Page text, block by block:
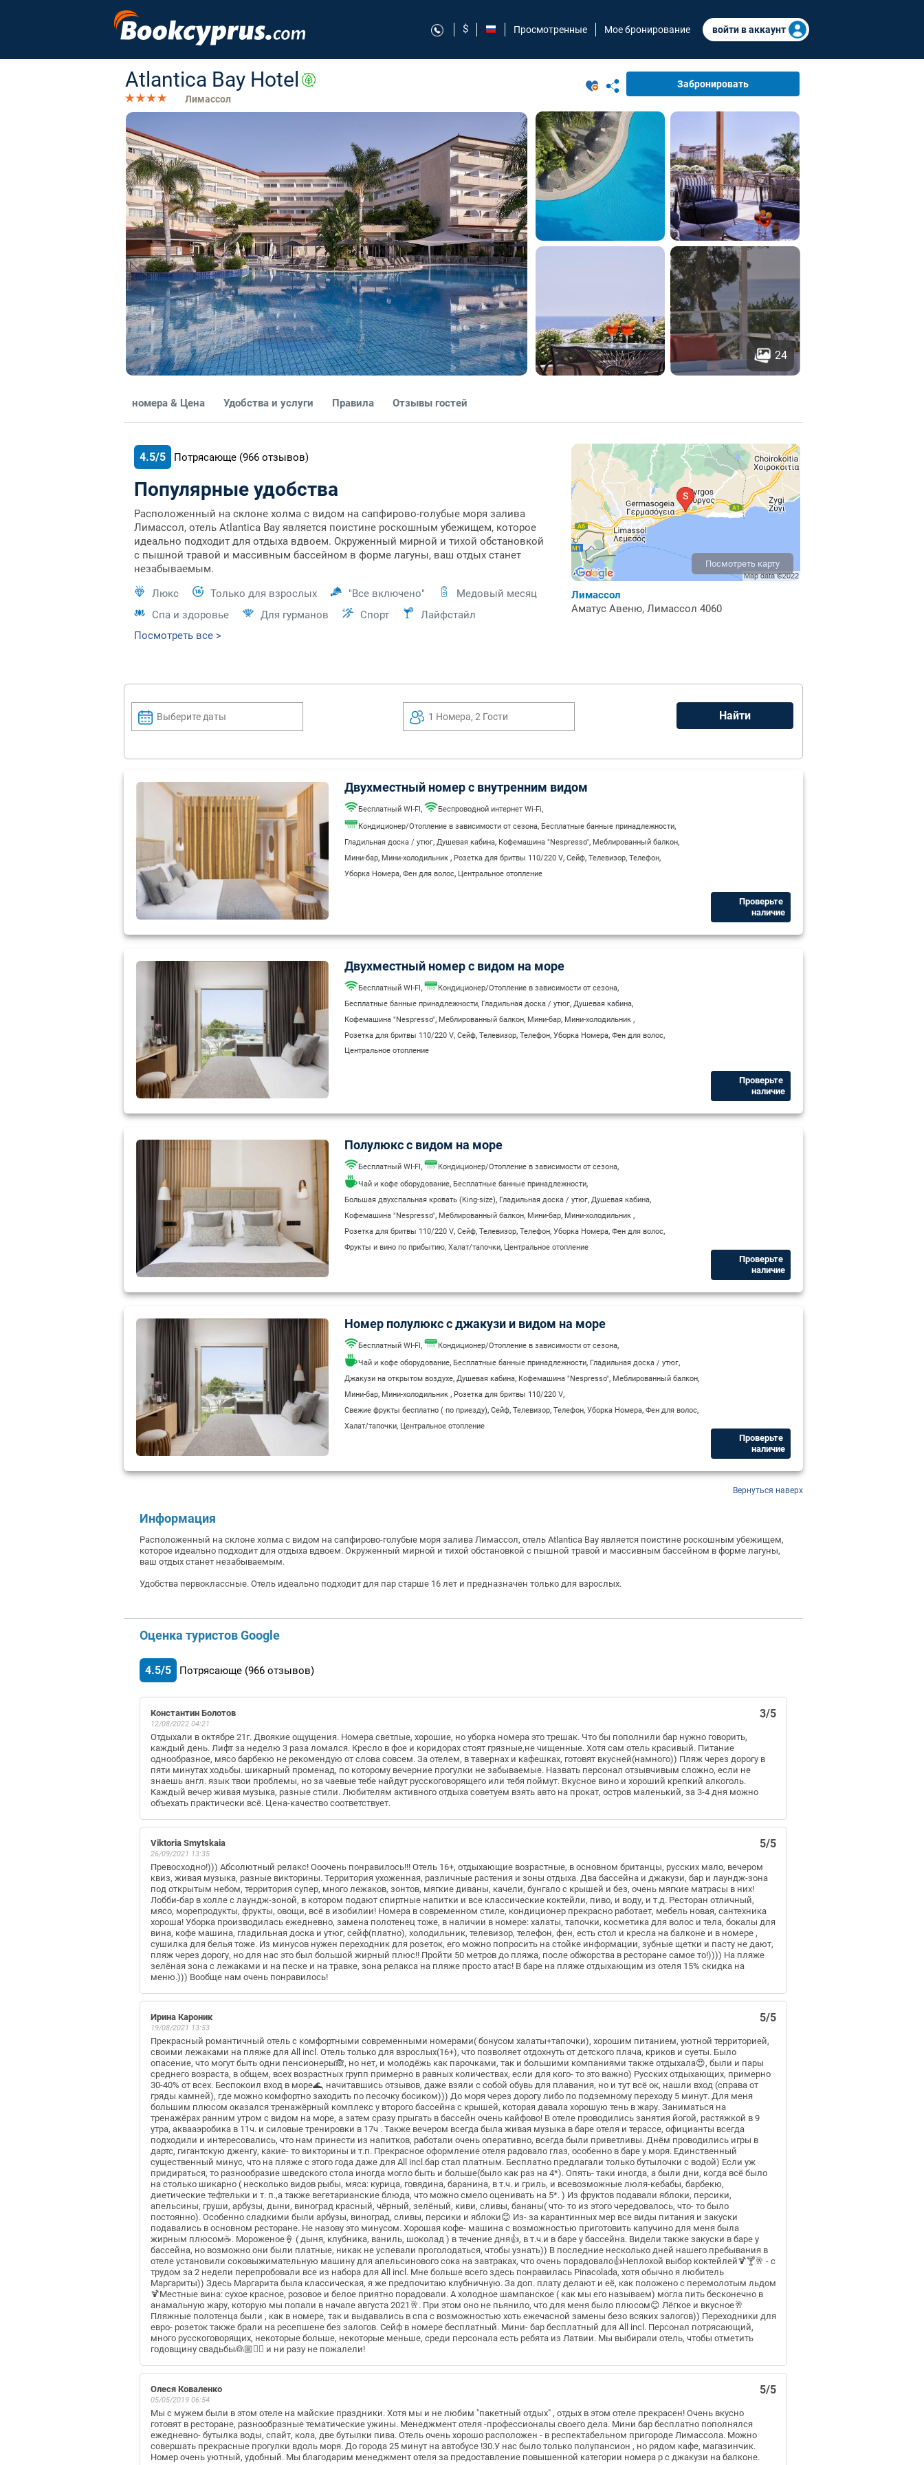
$ Просмотренные Мое бронирование войти в аккаунт
Atlantica Bay Hotel
Лимассол
Забронировать
24
номера & Цена Удобства и услуги Правила Отзывы гостей
4.5/5 Потрясающе (966 отзывов)
Популярные удобства
Расположенный на склоне холма с видом на сапфирово-голубые моря залива
Лимассол, отель Atlantica Bay является поистине роскошным убежищем, которое
идеально подходит для отдыха вдвоем. Окруженный мирной и тихой обстановкой
с пышной травой и массивным бассейном в форме лагуны, ваш отдых станет
незабываемым.
Люкс
Только для взрослых "Все включено"
Медовый месяц
Спа и здоровье
Для гурманов Спорт
Лайфстайл
Посмотреть все >
Посмотреть карту
Лимассол
Аматус Авеню, Лимассол 4060
Выберите даты 1 Номера, 2 Гости
Двухместный номер с внутренним видом
Бесплатный WI-FI, Беспроводной интернет Wi-Fi,
Кондиционер/Отопление в зависимости от сезона, Бесплатные банные принадлежности,
Гладильная доска / утюг, Душевая кабина, Кофемашина "Nespresso", Меблированный балкон,
Мини-бар, Мини-холодильник , Розетка для бритвы 110/220 V, Сейф, Телевизор, Телефон,
Уборка Номера, Фен для волос, Центральное отопление
Проверьте ​
наличие
Двухместный номер с видом на море
Бесплатный WI-FI, Кондиционер/Отопление в зависимости от сезона,
Бесплатные банные принадлежности, Гладильная доска / утюг, Душевая кабина,
Кофемашина "Nespresso", Меблированный балкон, Мини-бар, Мини-холодильник ,
Розетка для бритвы 110/220 V, Сейф, Телевизор, Телефон, Уборка Номера, Фен для волос,
Центральное отопление
Проверьте ​
наличие
Полулюкс с видом на море
Бесплатный WI-FI, Кондиционер/Отопление в зависимости от сезона,
Чай и кофе оборудование, Бесплатные банные принадлежности,
Большая двухспальная кровать (King-size), Гладильная доска / утюг, Душевая кабина,
Кофемашина "Nespresso", Меблированный балкон, Мини-бар, Мини-холодильник ,
Розетка для бритвы 110/220 V, Сейф, Телевизор, Телефон, Уборка Номера, Фен для волос,
Фрукты и вино по прибытию, Халат/тапочки, Центральное отопление
Проверьте ​
наличие
Номер полулюкс с джакузи и видом на море
Бесплатный WI-FI, Кондиционер/Отопление в зависимости от сезона,
Чай и кофе оборудование, Бесплатные банные принадлежности, Гладильная доска / утюг,
Джакузи на открытом воздухе, Душевая кабина, Кофемашина "Nespresso", Меблированный балкон,
Мини-бар, Мини-холодильник , Розетка для бритвы 110/220 V,
Свежие фрукты бесплатно ( по приезду), Сейф, Телевизор, Телефон, Уборка Номера, Фен для волос,
Халат/тапочки, Центральное отопление
Проверьте ​
наличие
Вернуться наверх
Информация
Расположенный на склоне холма с видом на сапфирово-голубые моря залива Лимассол, отель Atlantica Bay является поистине роскошным убежищем,
которое идеально подходит для отдыха вдвоем. Окруженный мирной и тихой обстановкой с пышной травой и массивным бассейном в форме лагуны,
ваш отдых станет незабываемым.
Удобства первоклассные. Отель идеально подходит для пар старше 16 лет и предназначен только для взрослых.
Оценка туристов Google
4.5/5 Потрясающе (966 отзывов)
3/5
Константин Болотов
12/08/2022 04:21
Отдыхали в октябре 21г. Двоякие ощущения. Номера светлые, хорошие, но уборка номера это трешак. Что бы пополнили бар нужно говорить,
каждый день. Лифт за неделю 3 раза ломался. Кресло в фое и коридорах стоят грязные,не чищенные. Хотя сам отель красивый. Питание
однообразное, мясо барбекю не рекомендую от слова совсем. За отелем, в тавернах и кафешках, готовят вкусней(намного)) Пляж через дорогу в
пяти минутах ходьбы. шикарный променад, по которому вечерние прогулки не забываемые. Назвать персонал отзывчивым сложно, если не
знаешь англ. язык твои проблемы, но за чаевые тебе найдут русскоговорящего или тебя поймут. Вкусное вино и хороший крепкий алкоголь.
Каждый вечер живая музыка, разные стили. Любителям активного отдыха советуем взять авто на прокат, остров маленький, за 3-4 дня можно
объехать практически всё. Цена-качество соответствует.
5/5
Viktoria Smytskaia
26/09/2021 13:35
Превосходно!))) Абсолютный релакс! Ооочень понравилось!!! Отель 16+, отдыхающие возрастные, в основном британцы, русских мало, вечером
квиз, живая музыка, разные викторины. Территория ухоженная, различные растения и зоны отдыха. Два бассейна и джакузи, бар и лаундж-зона
под открытым небом, территория супер, много лежаков, зонтов, мягкие диваны, качели, бунгало с крышей и без, очень мягкие матрасы в них!
Лобби-бар в холле с лаундж-зоной, в котором подают спиртные напитки и все классические коктейли, пиво, и воду, и т.д. Ресторан отличный,
мясо, морепродукты, фрукты, овощи, всё в изобилии! Номера в современном стиле, кондиционер прекрасно работает, мебель новая, сантехника
хороша! Уборка производилась ежедневно, замена полотенец тоже, в наличии в номере: халаты, тапочки, косметика для волос и тела, бокалы для
вина, кофе машина, гладильная доска и утюг, сейф(платно), холодильник, телевизор, телефон, фен, есть стол и кресла на балконе и в номере ,
сушилка для белья тоже. Из минусов нужен переходник для розеток, его можно попросить на стойке информации, зубные щетки и пасту не дают,
пляж через дорогу, но для нас это был большой жирный плюс!! Пройти 50 метров до пляжа, после обжорства в ресторане самое то!)))) На пляже
зелёная зона с лежаками и на песке и на травке, зона релакса на пляже просто атас! В баре на пляже отдыхающим из отеля 15% скидка на
меню.))) Вообще нам очень понравилось!
5/5
Ирина Кароник
19/08/2021 13:53
Прекрасный романтичный отель с комфортными современными номерами( бонусом халаты+тапочки), хорошим питанием, уютной территорией,
своими лежаками на пляже для All incl. Отель только для взрослых(16+), что позволяет отдохнуть от детского плача, криков и суеты. Было
опасение, что могут быть одни пенсионеры🙈, но нет, и молодёжь как парочками, так и большими компаниями также отдыхала😍, были и пары
среднего возраста, в общем, всех возрастных групп примерно в равных количествах, если для кого- то это важно) Русских отдыхающих, примерно
30-40% от всех. Беспокоил вход в море🌊, начитавшись отзывов, даже взяли с собой обувь для плавания, но и тут всё ок, нашли вход (справа от
гряды камней), где можно комфортно заходить по песочку босиком))) До моря через дорогу либо по подземному переходу 5 минут. Для меня
большим плюсом оказался тренажёрный комплекс у второго бассейна с крышей, которая давала хорошую тень в жару. Заниматься на
тренажёрах ранним утром с видом на море, а затем сразу прыгать в бассейн очень кайфово! В отеле проводились занятия йогой, растяжкой в 9
утра, аквааэробика в 11ч. и силовые тренировки в 17ч . Также вечером всегда была живая музыка в баре отеля и терассе, официанты всегда
подходили и интересовались, что нам принести из напитков, работали очень оперативно, всегда были приветливы. Днём проводились игры в
дартс, гигантскую дженгу, какие- то викторины и т.п. Прекрасное оформление отеля радовало глаз, особенно в баре у моря. Единственный
существенный минус, что на пляже с этого года даже для All incl.бар стал платным. Бесплатно предлагали только бутылочки с водой) Если уж
придираться, то разнообразие шведского стола иногда могло быть и больше(было как раз на 4*). Опять- таки иногда, а были дни, когда всё было
на столько шикарно ( несколько видов рыбы, мяса: курица, говядина, баранина, в т.ч. и гриль, и всевозможные люля-кебабы, барбекю,
диетические тефтельки и т. п.,а также вегетарианские блюда, что можно смело оценивать на 5*. ) Из фруктов подавали яблоки, персики,
апельсины, груши, арбузы, дыни, виноград красный, чёрный, зелёный, киви, сливы, бананы( что- то из этого чередовалось, что- то было
постоянно). Особенно сладкими были арбузы, виноград, сливы, персики и яблоки😊 Из- за карантинных мер все виды питания и закуски
подавались в основном ресторане. Не назову это минусом. Хорошая кофе- машина с возможностью приготовить капучино для меня была
жирным плюсом☕. Мороженое🍦 ( дыня, клубника, ваниль, шоколад ) в течение дня👍, в т.ч.и в баре у бассейна. Видели также закуски в баре у
бассейна, но возможно они были платные, никак не успевали проголодаться, чтобы узнать)) В последние несколько дней нашего пребывания в
отеле установили соковыжимательную машину для апельсинового сока на завтраках, что очень порадовало👍Неплохой выбор коктейлей🍹🍸🥂 - с
трудом за 2 недели перепробовали все из набора для All incl. Мне больше всего здесь понравилась Pinacolada, хотя обычно я любитель
Маргариты)) Здесь Маргарита была классическая, я же предпочитаю клубничную. За доп. плату делают и её, как положено с перемолотым льдом
🍹Местные вина: сухое красное, розовое и белое приятно порадовали. А холодное шампанское ( как мы его называем) могла пить бесконечно в
анамальную жару, которую мы попали в начале августа 2021🥂. При этом оно не пьянило, что для меня было плюсом😊 Лёгкое и вкусное🥂
Пляжные полотенца были , как в номере, так и выдавались в спа с возможностью хоть ежечасной замены безо всяких залогов)) Переходники для
евро- розеток также брали на ресепшене без залогов. Сейф в номере бесплатный. Мини- бар бесплатный для All incl. Персонал потрясающий,
много русскоговорящих, некоторые больше, некоторые меньше, среди персонала есть ребята из Латвии. Мы выбирали отель, чтобы отметить
годовщину свадьбы👰🏼🤵‍♂️ и ни разу не пожалели!
5/5
Олеся Коваленко
05/05/2019 06:54
Мы с мужем были в этом отеле на майские праздники. Хотя мы и не любим "пакетный отдых" , отдых в этом отеле прекрасен! Очень вкусно
готовят в ресторане, разнообразные тематические ужины. Менеджмент отеля -профессионалы своего дела. Мини бар бесплатно пополнялся
ежедневно- бутылка воды, спайт, кола, две бутылки пива. Отель очень хорошо расположен - в респектабельном пригороде Лимассола. Можно
совершать прекрасные прогулки вдоль моря. До города 25 минут на автобусе !30.У нас было только полупансион , но рядом кафе, магазинчик.
Номер очень уютный, удобный. Мы благодарим менеджмент отеля за предоставление повышенной категории номера р с джакузи на балконе.